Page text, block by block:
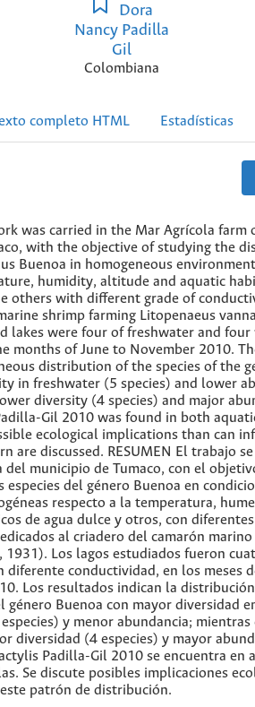
Dora
Nancy Padilla
Gil
Colombiana
completo HTML Estadísticas
was carried in the Mar Agrícola farm
with the objective of studying the
Buenoa in homogeneous
humidity, altitude and aquatic
others with different grade of
shrimp farming Litopenaeus
lakes were four of freshwater and
months of June to November 2010.
distribution of the species of the
in freshwater (5 species) and lower
diversity (4 species) and major
Gil 2010 was found in both
ecological implications than can
are discussed. RESUMEN El trabajo
del municipio de Tumaco, con el
del género Buenoa en
respecto a la temperatura,
de agua dulce y otros, con
al criadero del camarón
1931). Los lagos estudiados fueron
diferente conductividad, en los meses
Los resultados indican la
género Buenoa con mayor diversidad
y menor abundancia; mientras
diversidad (4 especies) y mayor
Padilla-Gil 2010 se encuentra en
Se discute posibles implicaciones
patrón de distribución.